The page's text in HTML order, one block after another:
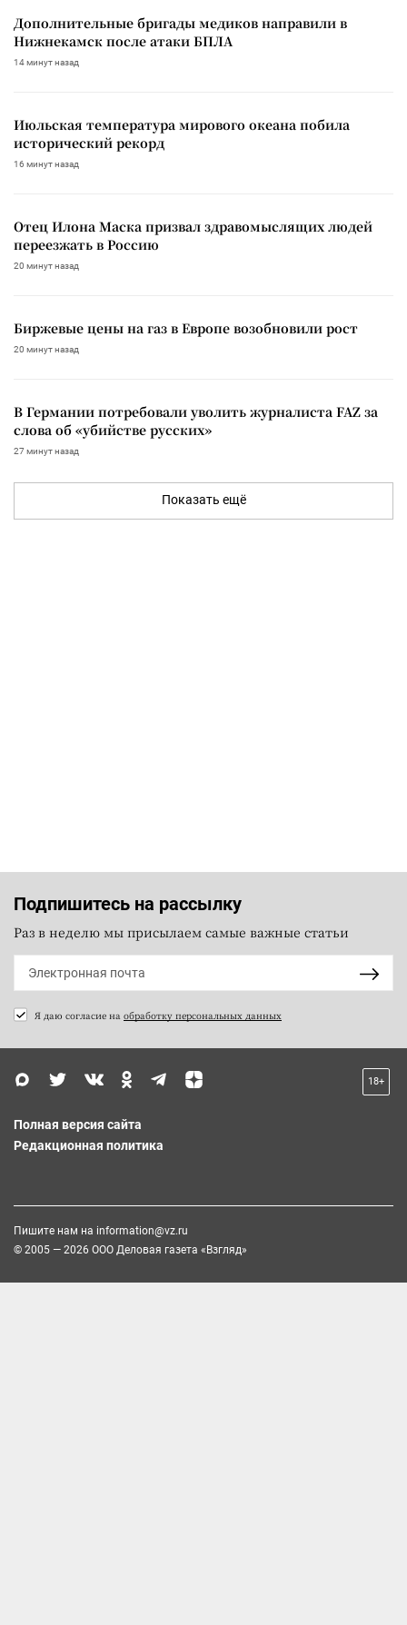
Дополнительные бригады медиков направили в
Нижнекамск после атаки БПЛА
14 минут назад
Июльская температура мирового океана побила
исторический рекорд
16 минут назад
Отец Илона Маска призвал здравомыслящих людей
переезжать в Россию
20 минут назад
Биржевые цены на газ в Европе возобновили рост
20 минут назад
В Германии потребовали уволить журналиста FAZ за
слова об «убийстве русских»
27 минут назад
Показать ещё
Подпишитесь на рассылку
Раз в неделю мы присылаем самые важные статьи
Я даю согласие на обработку персональных данных
18+
Полная версия сайта
Редакционная политика
Пишите нам на information@vz.ru
© 2005 — 2026 ООО Деловая газета «Взгляд»